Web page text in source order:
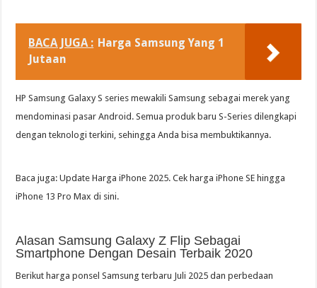
BACA JUGA : Harga Samsung Yang 1
Jutaan
HP Samsung Galaxy S series mewakili Samsung sebagai merek yang
mendominasi pasar Android. Semua produk baru S-Series dilengkapi
dengan teknologi terkini, sehingga Anda bisa membuktikannya.
Baca juga: Update Harga iPhone 2025. Cek harga iPhone SE hingga
iPhone 13 Pro Max di sini.
Alasan Samsung Galaxy Z Flip Sebagai
Smartphone Dengan Desain Terbaik 2020
Berikut harga ponsel Samsung terbaru Juli 2025 dan perbedaan